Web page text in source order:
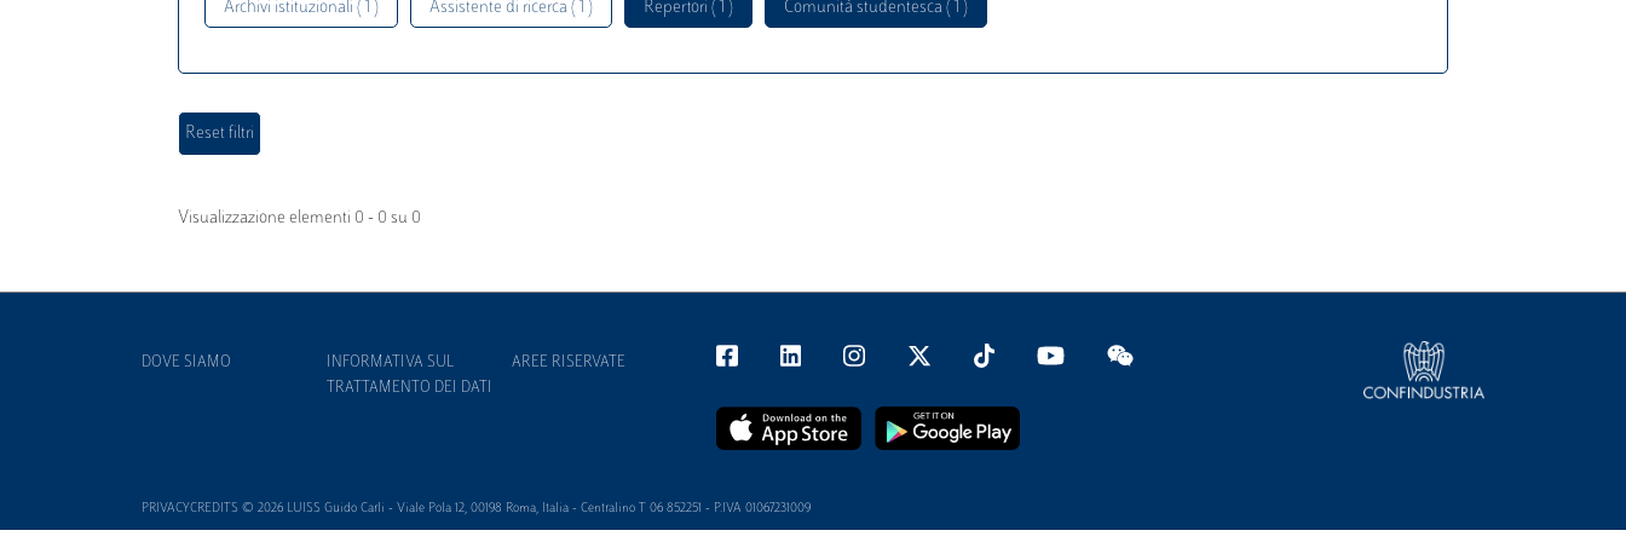
Archivi istituzionali ( 1 ) Assistente di ricerca ( 1 ) Repertori ( 1 ) Comunità studentesca ( 1 )
Visualizzazione elementi 0 - 0 su 0
DOVE SIAMO
INFORMATIVA SUL
TRATTAMENTO DEI DATI
AREE RISERVATE
PRIVACYCREDITS © 2026 LUISS Guido Carli - Viale Pola 12, 00198 Roma, Italia - Centralino T 06 852251 - P.IVA 01067231009